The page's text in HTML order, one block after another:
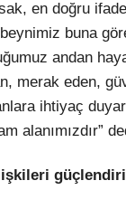
en doğru ifade
buna
andan
merak eden,
ihtiyaç
alanımızdır”